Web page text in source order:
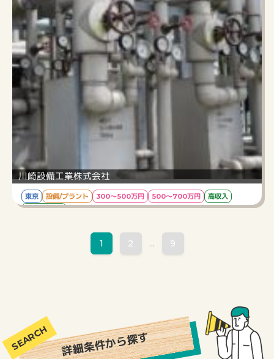
房設備の施工における現場管理業務をお任せ。取
引先は工務店や大手住宅メーカー。また近年では
官公庁発注の案件（公園・施設・学校等）も多数手掛
けております。
【具体的な業務内容】工程管理/施工スタッフや物
資の手配・管理/施工現場の収支管理/お客様との
折衝等
川崎設備工業株式会社
東京 設備/プラント 300～500万円 500～700万円
高収入
ブランクOK
転勤なし！安定基盤！設備施工管理をお任せ☆
45万/月
・施工図設計（設計士が作成した設計図をもとにC
・工程・安全・品質・予算等の管理
・建築積算/設備積算
・現場作業員や資材の手配
1 2 ... 9
詳細条件から探す